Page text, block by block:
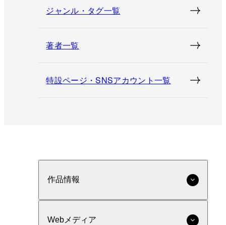
ジャンル・タグ一覧
著者一覧
特設ページ・SNSアカウント一覧
作品情報
Webメディア